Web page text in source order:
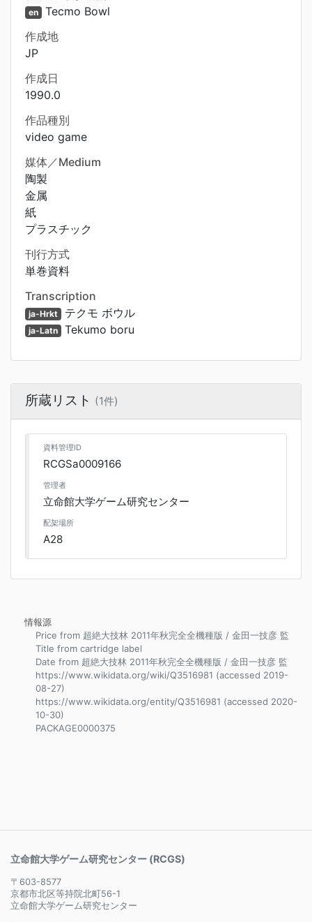
en Tecmo Bowl
作成地
JP
作成日
1990.0
作品種別
video game
媒体／Medium
陶製
金属
紙
プラスチック
刊行方式
単巻資料
Transcription
ja-Hrkt テクモ ボウル
ja-Latn Tekumo boru
所蔵リスト (1件)
資料管理ID
RCGSa0009166
管理者
立命館大学ゲーム研究センター
配架場所
A28
情報源
Price from 超絶大技林 2011年秋完全全機種版 / 金田一技彦 監
Title from cartridge label
Date from 超絶大技林 2011年秋完全全機種版 / 金田一技彦 監
https://www.wikidata.org/wiki/Q3516981 (accessed 2019-
08-27)
https://www.wikidata.org/entity/Q3516981 (accessed 2020-
10-30)
PACKAGE0000375
立命館大学ゲーム研究センター (RCGS)
〒603-8577
京都市北区等持院北町56-1
立命館大学ゲーム研究センター